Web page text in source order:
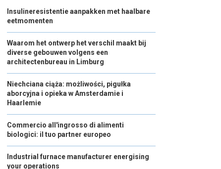
Insulineresistentie aanpakken met haalbare
eetmomenten
Waarom het ontwerp het verschil maakt bij
diverse gebouwen volgens een
architectenbureau in Limburg
Niechciana ciąża: możliwości, pigułka
aborcyjna i opieka w Amsterdamie i
Haarlemie
Commercio all'ingrosso di alimenti
biologici: il tuo partner europeo
Industrial furnace manufacturer energising
your operations